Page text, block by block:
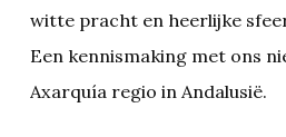
witte pracht en heerlijke
Een kennismaking met ons
Axarquía regio in Andalusië.